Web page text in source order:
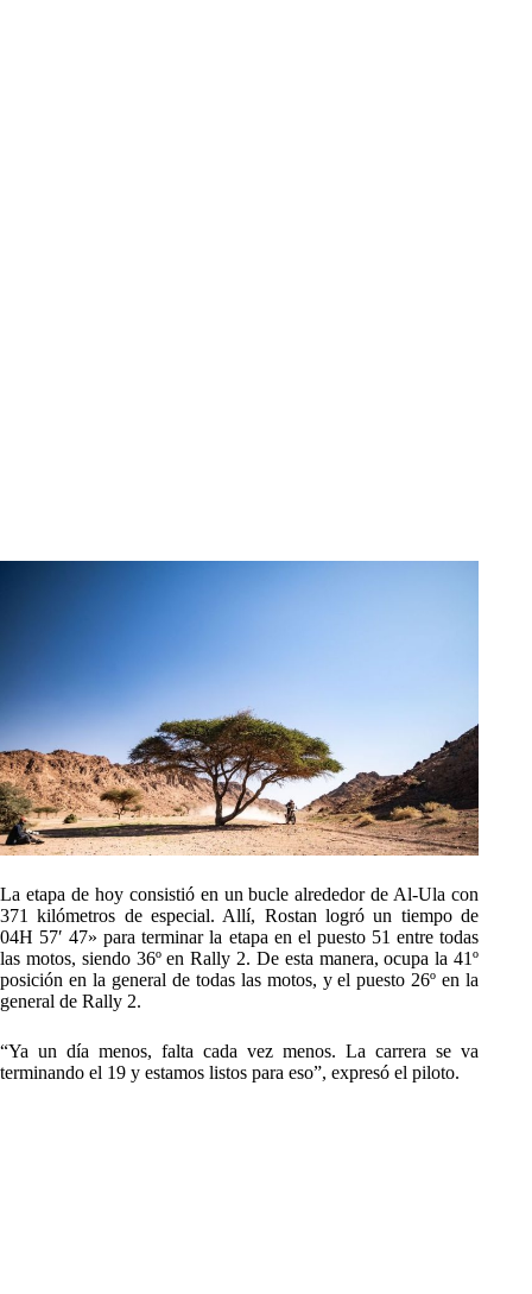
La etapa de hoy consistió en un bucle alrededor de Al-Ula con
371 kilómetros de especial. Allí, Rostan logró un tiempo de
04H 57′ 47» para terminar la etapa en el puesto 51 entre todas
las motos, siendo 36º en Rally 2. De esta manera, ocupa la 41º
posición en la general de todas las motos, y el puesto 26º en la
general de Rally 2.
“Ya un día menos, falta cada vez menos. La carrera se va
terminando el 19 y estamos listos para eso”, expresó el piloto.